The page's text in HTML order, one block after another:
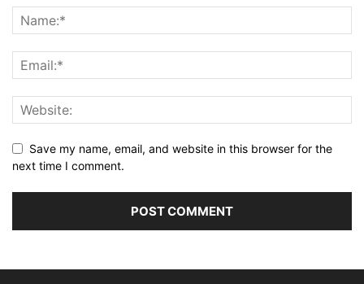
Save my name, email, and website in this browser for the
next time I comment.